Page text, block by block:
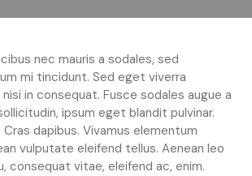
nec mauris a sodales, sed
mi tincidunt. Sed eget viverra
in consequat. Fusce sodales augue a
ipsum eget blandit pulvinar.
dapibus. Vivamus elementum
vulputate eleifend tellus. Aenean leo
consequat vitae, eleifend ac, enim.